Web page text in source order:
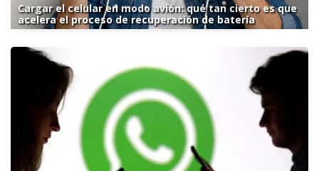
Cargar el celular en modo avión: qué tan cierto es que
acelera el proceso de recuperación de batería